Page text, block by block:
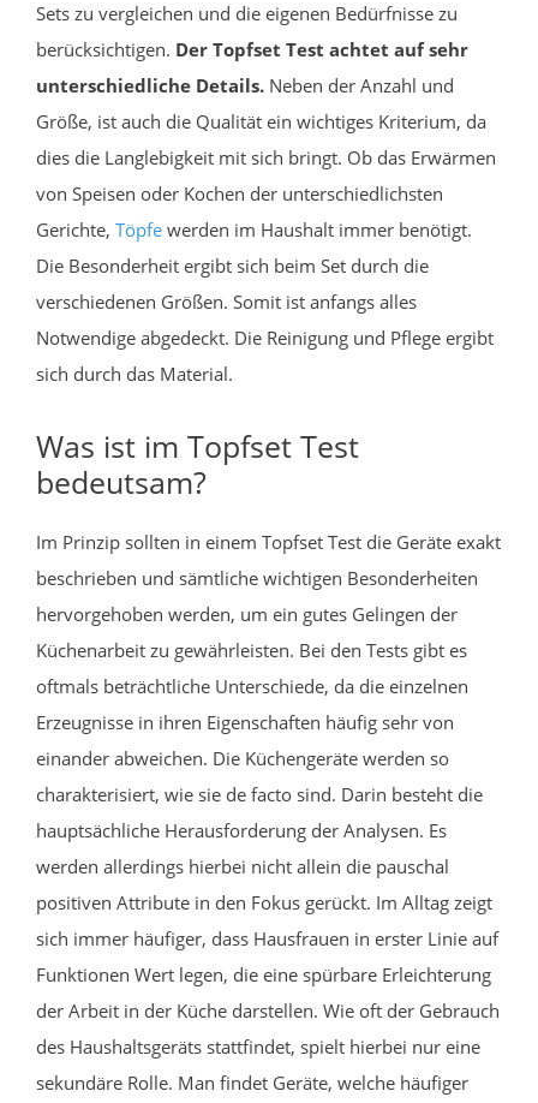
Sets zu vergleichen und die eigenen Bedürfnisse zu
berücksichtigen. Der Topfset Test achtet auf sehr
unterschiedliche Details. Neben der Anzahl und
Größe, ist auch die Qualität ein wichtiges Kriterium, da
dies die Langlebigkeit mit sich bringt. Ob das Erwärmen
von Speisen oder Kochen der unterschiedlichsten
Gerichte, Töpfe werden im Haushalt immer benötigt.
Die Besonderheit ergibt sich beim Set durch die
verschiedenen Größen. Somit ist anfangs alles
Notwendige abgedeckt. Die Reinigung und Pflege ergibt
sich durch das Material.
Was ist im Topfset Test
bedeutsam?
Im Prinzip sollten in einem Topfset Test die Geräte exakt
beschrieben und sämtliche wichtigen Besonderheiten
hervorgehoben werden, um ein gutes Gelingen der
Küchenarbeit zu gewährleisten. Bei den Tests gibt es
oftmals beträchtliche Unterschiede, da die einzelnen
Erzeugnisse in ihren Eigenschaften häufig sehr von
einander abweichen. Die Küchengeräte werden so
charakterisiert, wie sie de facto sind. Darin besteht die
hauptsächliche Herausforderung der Analysen. Es
werden allerdings hierbei nicht allein die pauschal
positiven Attribute in den Fokus gerückt. Im Alltag zeigt
sich immer häufiger, dass Hausfrauen in erster Linie auf
Funktionen Wert legen, die eine spürbare Erleichterung
der Arbeit in der Küche darstellen. Wie oft der Gebrauch
des Haushaltsgeräts stattfindet, spielt hierbei nur eine
sekundäre Rolle. Man findet Geräte, welche häufiger